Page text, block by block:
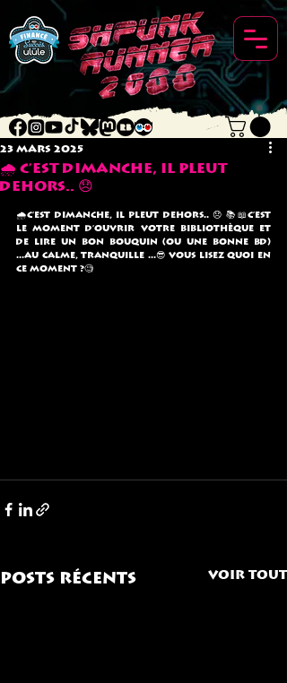
🌧 C'est dimanche, il pleut
dehors.. 😞
23 mars 2025
🌧C'est dimanche, il pleut dehors.. 😞 📚📖C'est
le moment d'ouvrir votre bibliothèque et
de lire un bon bouquin (ou une bonne BD)
...Au calme, tranquille ...😎 Vous lisez quoi en
ce moment ?🧐
Posts récents Voir tout